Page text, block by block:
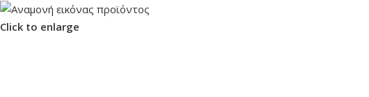
Click to enlarge